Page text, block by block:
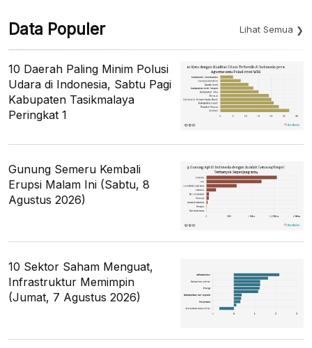
Data Populer Lihat Semua
10 Daerah Paling Minim Polusi
Udara di Indonesia, Sabtu Pagi
Kabupaten Tasikmalaya
Peringkat 1
Gunung Semeru Kembali
Erupsi Malam Ini (Sabtu, 8
Agustus 2026)
10 Sektor Saham Menguat,
Infrastruktur Memimpin
(Jumat, 7 Agustus 2026)